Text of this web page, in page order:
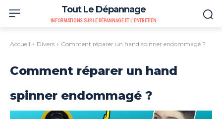
Tout Le Dépannage
INFORMATIONS SUR LE DÉPANNAGE ET L'ENTRETIEN
Accueil Divers Comment réparer un hand spinner endommagé ?
Comment réparer un hand
spinner endommagé ?